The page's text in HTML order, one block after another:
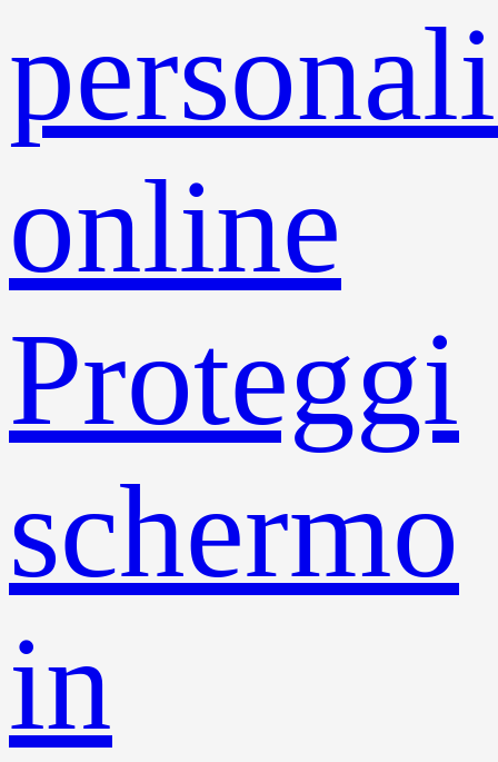
online
Proteggi
schermo
in